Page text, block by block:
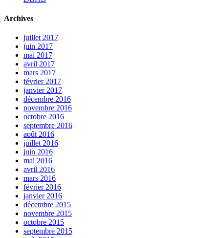
Archives
juillet 2017
juin 2017
mai 2017
avril 2017
mars 2017
février 2017
janvier 2017
décembre 2016
novembre 2016
octobre 2016
septembre 2016
août 2016
juillet 2016
juin 2016
mai 2016
avril 2016
mars 2016
février 2016
janvier 2016
décembre 2015
novembre 2015
octobre 2015
septembre 2015